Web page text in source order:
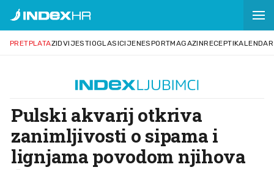
PRETPLATAZIDVIJESTIOGLASICIJENESPORTMAGAZINRECEPTIKALENDAR
Pulski akvarij otkriva
zanimljivosti o sipama i
lignjama povodom njihova